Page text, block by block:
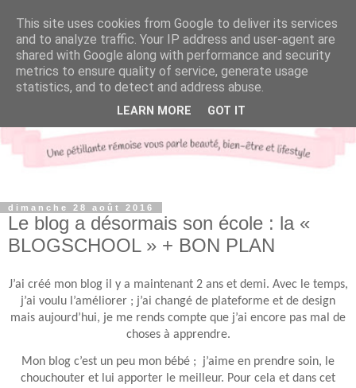
dimanche 28 août 2016
Le blog a désormais son école : la «
BLOGSCHOOL » + BON PLAN
J’ai créé mon blog il y a maintenant 2 ans et demi. Avec le temps,
j’ai voulu l’améliorer ; j’ai changé de plateforme et de design
mais aujourd’hui, je me rends compte que j’ai encore pas mal de
choses à apprendre.
Mon blog c’est un peu mon bébé ;
j’aime en prendre soin, le
chouchouter et lui apporter le meilleur. Pour cela et dans cet
This site uses cookies from Google to deliver its services
and to analyze traffic. Your IP address and user-agent are
shared with Google along with performance and security
metrics to ensure quality of service, generate usage
statistics, and to detect and address abuse.
LEARN MORE GOT IT